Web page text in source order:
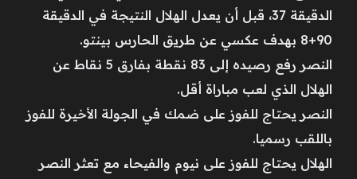
الدقيقة 37، قبل أن يعدل الهلال النتيجة في الدقيقة
90+8 بهدف عكسي عن طريق الحارس بينتو.
النصر رفع رصيده إلى 83 نقطة بفارق 5 نقاط عن
الهلال الذي لعب مباراة أقل.
النصر يحتاج للفوز على ضمك في الجولة الأخيرة للفوز
باللقب رسميا.
الهلال يحتاج للفوز على نيوم والفيحاء مع تعثر النصر